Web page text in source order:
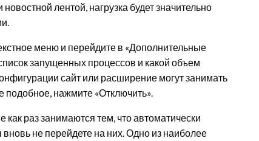
лентой, нагрузка будет значительно
меню и перейдите в «Дополнительные
запущенных процессов и какой объем
сайт или расширение могут занимать
подобное, нажмите «Отключить».
раз занимаются тем, что автоматически
не перейдете на них. Одно из наиболее